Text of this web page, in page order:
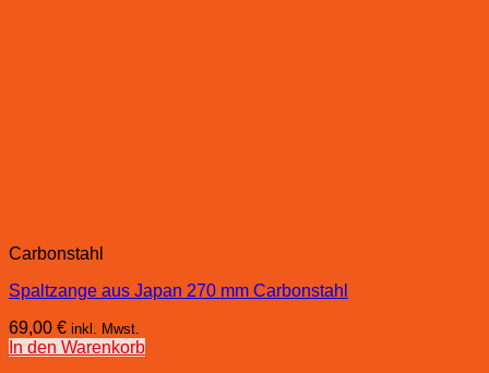
Carbonstahl
Spaltzange aus Japan 270 mm Carbonstahl
69,00 € inkl. Mwst.
In den Warenkorb